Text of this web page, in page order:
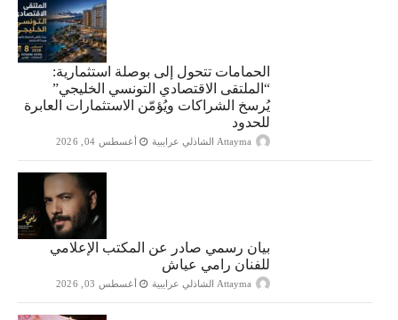
الحمامات تتحول إلى بوصلة استثمارية:
“الملتقى الاقتصادي التونسي الخليجي”
يُرسخ الشراكات ويُؤمّن الاستثمارات العابرة
للحدود
Attayma الشاذلي عرايبية أغسطس 04, 2026
بيان رسمي صادر عن المكتب الإعلامي
للفنان رامي عياش
Attayma الشاذلي عرايبية أغسطس 03, 2026